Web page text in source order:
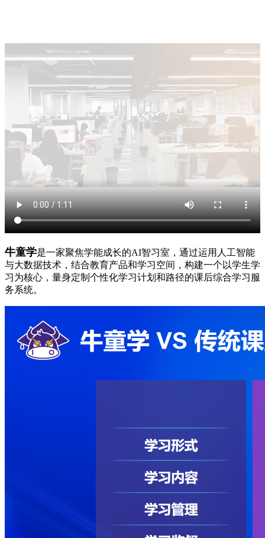
牛童学是一家聚焦学能成长的AI智习室，通过运用人工智能
与大数据技术，结合教育产品和学习空间，构建一个以学生学
习为核心，量身定制个性化学习计划和路径的课后综合学习服
务系统。